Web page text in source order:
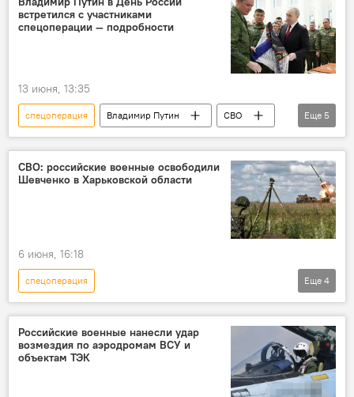
Минобороны РФ
ДНР
встретился с участниками
спецоперации — подробности
13 июня, 13:35
спецоперация Владимир Путин
СВО
Встреча
Военнослужащие
Кремль
Запад
НАТО
Еще 5
СВО: российские военные освободили
Шевченко в Харьковской области
6 июня, 16:18
спецоперация
Спецоперация России по защите Донбасса
Минобороны РФ
Россия Украина
Еще 4
Российские военные нанесли удар
возмездия по аэродромам ВСУ и
объектам ТЭК